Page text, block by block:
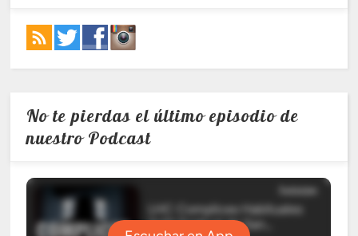
No te pierdas el último episodio de
nuestro Podcast